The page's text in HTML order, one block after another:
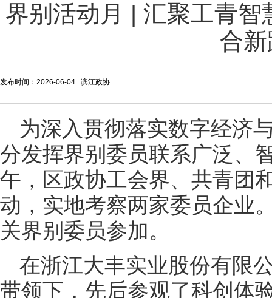
界别活动月 | 汇聚工青
合
发布时间：2026-06-04 滨江政协
为深入贯彻落实数字经济
分发挥界别委员联系广泛、
午，区政协工会界、共青团
动，实地考察两家委员企业
关界别委员参加。
在浙江大丰实业股份有限
带领下，先后参观了科创体